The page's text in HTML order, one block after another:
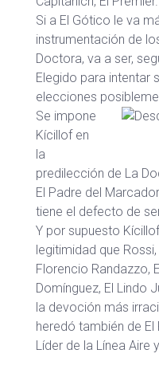
Si a El Gótico le va
instrumentación de
Doctora, va a ser,
Elegido para intentar
elecciones
Se impone
Kícillof en
la
predilección de La
El Padre del
tiene el defecto de
Y por supuesto
legitimidad que
Florencio Randazzo,
Domínguez, El Lindo
la devoción más
heredó también de El
Líder de la Línea Aire